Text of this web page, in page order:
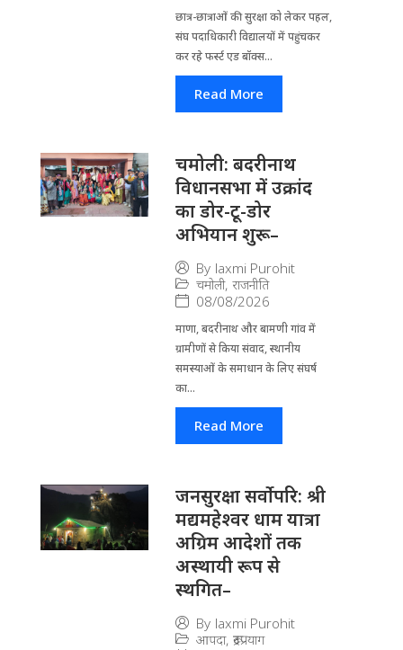
छात्र-छात्राओं की सुरक्षा को लेकर पहल,
संघ पदाधिकारी विद्यालयों में पहुंचकर
कर रहे फर्स्ट एड बॉक्स...
Read More
चमोली: बदरीनाथ
विधानसभा में उक्रांद
का डोर-टू-डोर
अभियान शुरू–
By laxmi Purohit
चमोली, राजनीति
08/08/2026
माणा, बदरीनाथ और बामणी गांव में
ग्रामीणों से किया संवाद, स्थानीय
समस्याओं के समाधान के लिए संघर्ष
का...
Read More
जनसुरक्षा सर्वोपरि: श्री
मद्यमहेश्वर धाम यात्रा
अग्रिम आदेशों तक
अस्थायी रूप से
स्थगित–
By laxmi Purohit
आपदा, रूद्रप्रयाग